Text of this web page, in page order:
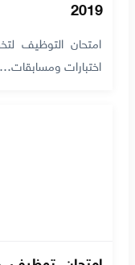
2019
امتحان التوظيف
اختبارات ومسابقات…